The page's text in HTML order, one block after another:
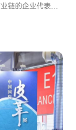
链的企业代表，
聘会高光时刻：